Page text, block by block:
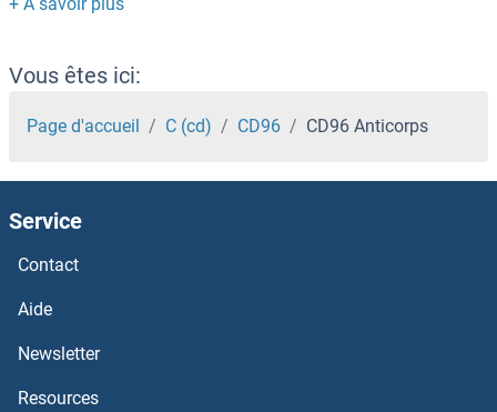
CD83 Anticorps
CD82 Anticorps
CD81 Anticorps
CD80 Anticorps
CD8 alpha Anticorps
CD79b Anticorps
CD79a Anticorps
Vous êtes ici:
Page d'accueil C (cd) CD96 CD96 Anticorps
Service
Contact
Aide
Newsletter
Resources